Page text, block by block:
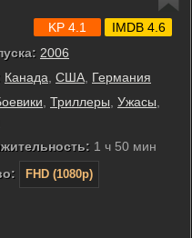
2006
Канада США Германия
Триллеры Ужасы
1 ч 50 мин
FHD (1080p)
KP 4.1 IMDB 4.6